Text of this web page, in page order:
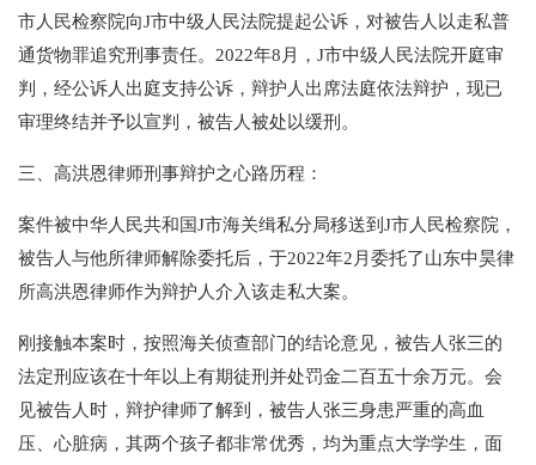
市人民检察院向J市中级人民法院提起公诉，对被告人以走私普
通货物罪追究刑事责任。2022年8月，J市中级人民法院开庭审
判，经公诉人出庭支持公诉，辩护人出席法庭依法辩护，现已
审理终结并予以宣判，被告人被处以缓刑。
三、高洪恩律师刑事辩护之心路历程：
案件被中华人民共和国J市海关缉私分局移送到J市人民检察院，
被告人与他所律师解除委托后，于2022年2月委托了山东中昊律
所高洪恩律师作为辩护人介入该走私大案。
刚接触本案时，按照海关侦查部门的结论意见，被告人张三的
法定刑应该在十年以上有期徒刑并处罚金二百五十余万元。会
见被告人时，辩护律师了解到，被告人张三身患严重的高血
压、心脏病，其两个孩子都非常优秀，均为重点大学学生，面